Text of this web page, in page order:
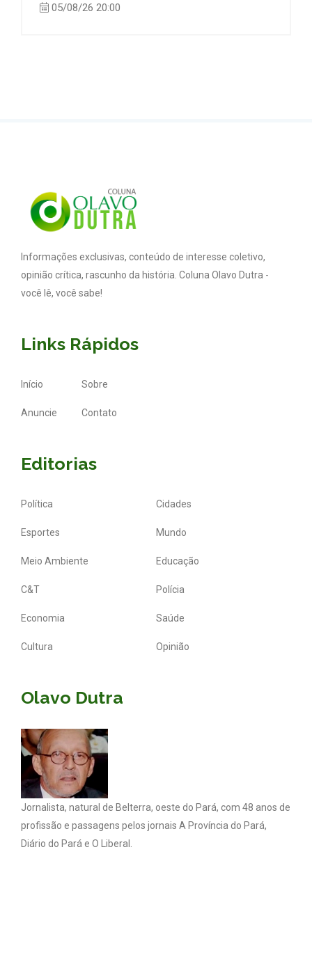
05/08/26 20:00
Informações exclusivas, conteúdo de interesse coletivo,
opinião crítica, rascunho da história. Coluna Olavo Dutra -
você lê, você sabe!
Links Rápidos
Início Sobre
Anuncie Contato
Editorias
Política Cidades
Esportes Mundo
Meio Ambiente Educação
C&T Polícia
Economia Saúde
Cultura Opinião
Olavo Dutra
Jornalista, natural de Belterra, oeste do Pará, com 48 anos de
profissão e passagens pelos jornais A Província do Pará,
Diário do Pará e O Liberal.